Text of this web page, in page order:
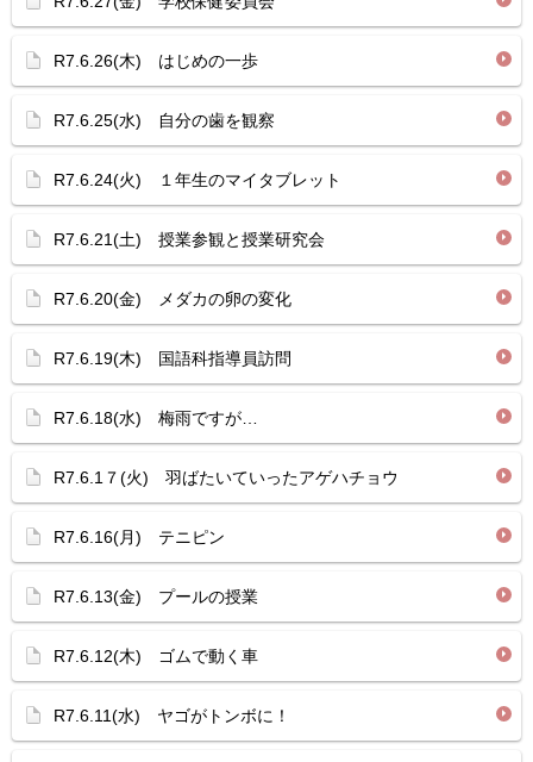
R7.6.26(木) はじめの一歩
R7.6.25(水) 自分の歯を観察
R7.6.24(火) １年生のマイタブレット
R7.6.21(土) 授業参観と授業研究会
R7.6.20(金) メダカの卵の変化
R7.6.19(木) 国語科指導員訪問
R7.6.18(水) 梅雨ですが…
R7.6.1７(火) 羽ばたいていったアゲハチョウ
R7.6.16(月) テニピン
R7.6.13(金) プールの授業
R7.6.12(木) ゴムで動く車
R7.6.11(水) ヤゴがトンボに！